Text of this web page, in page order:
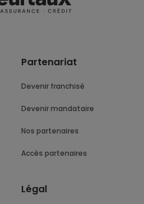
Partenariat
Devenir franchisé
Devenir mandataire
Nos partenaires
Accès partenaires
Légal